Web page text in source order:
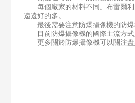
每個廠家的材料不同。布雷爾利
遠遠好的多。
最後需要注意防爆攝像機的防爆
目前防爆攝像機的國際主流方式
更多關於防爆攝像機可以關注盘